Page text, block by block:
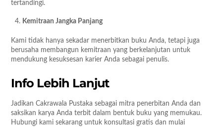
tertandingi.
Kemitraan Jangka Panjang
Kami tidak hanya sekadar menerbitkan buku Anda, tetapi juga
berusaha membangun kemitraan yang berkelanjutan untuk
mendukung kesuksesan karier Anda sebagai penulis.
Info Lebih Lanjut
Jadikan Cakrawala Pustaka sebagai mitra penerbitan Anda dan
saksikan karya Anda terbit dalam bentuk buku yang memukau.
Hubungi kami sekarang untuk konsultasi gratis dan mulai